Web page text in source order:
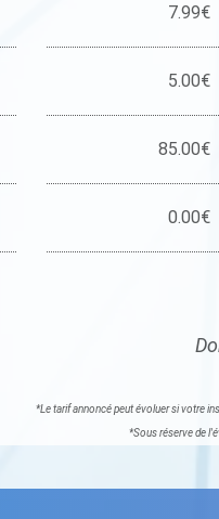
7.99€
5.00€
85.00€
0.00€
*Le tarif annoncé peut évoluer si votre
*Sous réserve de